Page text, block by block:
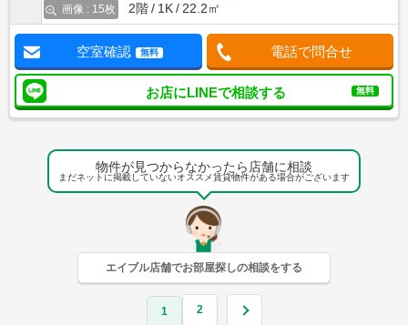
画像 : 15枚
2階
1K 22.2㎡
空室確認 無料 電話で問合せ
お店にLINEで相談する 無料
物件が見つからなかったら店舗に相談
まだネットに掲載していないオススメ賃貸物件がある場合がございます
エイブル店舗でお部屋探しの相談をする
1 2